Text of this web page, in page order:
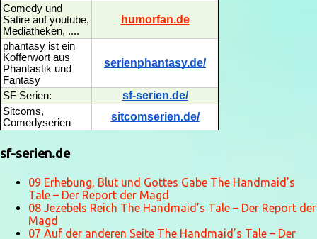
Comedy und
Satire auf youtube,
Mediatheken, ....
humorfan.de
phantasy ist ein
Kofferwort aus
Phantastik und
Fantasy
serienphantasy.de/
SF Serien: sf-serien.de/
Sitcoms,
Comedyserien
sitcomserien.de/
sf-serien.de
09 Erhebung, Blut und Gottes Gabe The Handmaid’s
Tale – Der Report der Magd
08 Jezebels Reich The Handmaid’s Tale – Der Report der
Magd
07 Auf der anderen Seite The Handmaid’s Tale – Der